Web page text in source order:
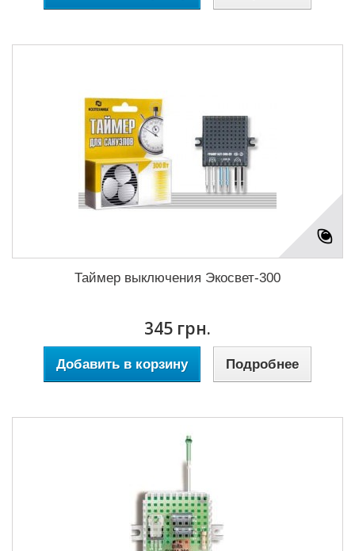
Таймер выключения Экосвет-300
345 грн.
Добавить в корзину Подробнее